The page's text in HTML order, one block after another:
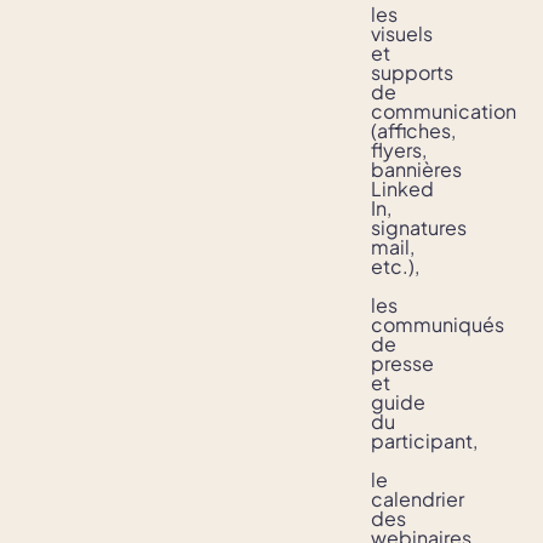
les
visuels
et
supports
de
communication
(affiches,
flyers,
bannières
Linked
In,
signatures
mail,
etc.),
les
communiqués
de
presse
et
guide
du
participant,
le
calendrier
des